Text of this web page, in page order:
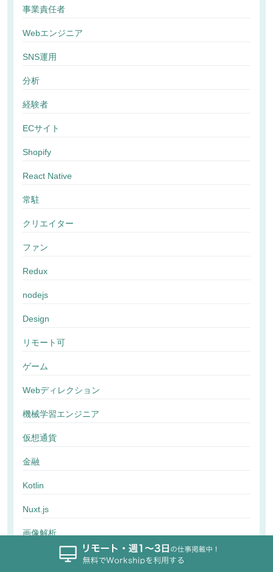
事業責任者
Webエンジニア
SNS運用
分析
経験者
ECサイト
Shopify
React Native
常駐
クリエイター
ファン
Redux
nodejs
Design
リモート可
ゲーム
Webディレクション
機械学習エンジニア
仮想通貨
金融
Kotlin
Nuxt.js
画像解析